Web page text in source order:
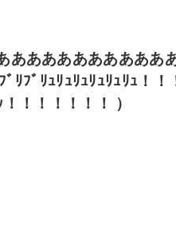
ああああああああああ
ﾘﾌﾞﾘｭﾘｭﾘｭﾘｭﾘｭﾘｭ！！
！！！！！！ ）